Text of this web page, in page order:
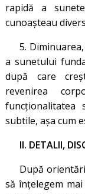
rapidă a
cunoaşteau
5.
a sunetului
după care
revenirea
funcționalitatea
subtile, așa cum
II. DETALII,
După
să înţelegem